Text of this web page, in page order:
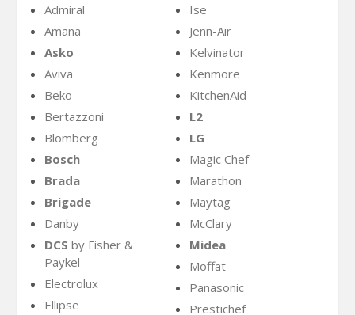
Admiral
Amana
Asko
Aviva
Beko
Bertazzoni
Blomberg
Bosch
Brada
Brigade
Danby
DCS by Fisher &
Paykel
Electrolux
Ellipse
Ise
Jenn-Air
Kelvinator
Kenmore
KitchenAid
L2
LG
Magic Chef
Marathon
Maytag
McClary
Midea
Moffat
Panasonic
Prestichef